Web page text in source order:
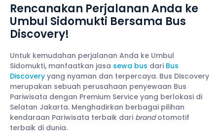
Rencanakan Perjalanan Anda ke
Umbul Sidomukti Bersama Bus
Discovery!
Untuk kemudahan perjalanan Anda ke Umbul
Sidomukti, manfaatkan jasa sewa bus dari Bus
Discovery yang nyaman dan terpercaya. Bus Discovery
merupakan sebuah perusahaan penyewaan Bus
Pariwisata dengan Premium Service yang berlokasi di
Selatan Jakarta. Menghadirkan berbagai pilihan
kendaraan Pariwisata terbaik dari brandotomotif
terbaik di dunia.